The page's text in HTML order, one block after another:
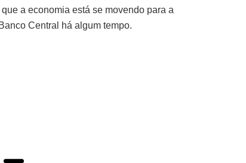
a economia está se movendo para a
Central há algum tempo.